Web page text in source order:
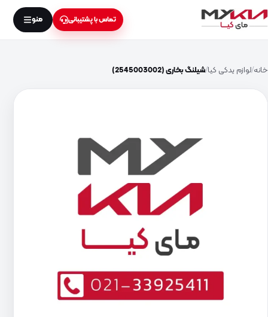
تماس با پشتیبانی منو
خانه لوازم یدکی کیا شیلنگ بخاری (2545003002)